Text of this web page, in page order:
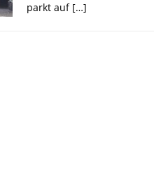
parkt auf […]